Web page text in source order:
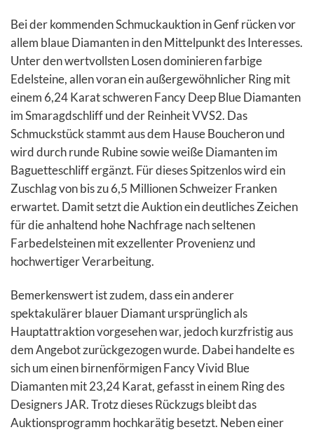
Bei der kommenden Schmuckauktion in Genf rücken vor
allem blaue Diamanten in den Mittelpunkt des Interesses.
Unter den wertvollsten Losen dominieren farbige
Edelsteine, allen voran ein außergewöhnlicher Ring mit
einem 6,24 Karat schweren Fancy Deep Blue Diamanten
im Smaragdschliff und der Reinheit VVS2. Das
Schmuckstück stammt aus dem Hause Boucheron und
wird durch runde Rubine sowie weiße Diamanten im
Baguetteschliff ergänzt. Für dieses Spitzenlos wird ein
Zuschlag von bis zu 6,5 Millionen Schweizer Franken
erwartet. Damit setzt die Auktion ein deutliches Zeichen
für die anhaltend hohe Nachfrage nach seltenen
Farbedelsteinen mit exzellenter Provenienz und
hochwertiger Verarbeitung.
Bemerkenswert ist zudem, dass ein anderer
spektakulärer blauer Diamant ursprünglich als
Hauptattraktion vorgesehen war, jedoch kurzfristig aus
dem Angebot zurückgezogen wurde. Dabei handelte es
sich um einen birnenförmigen Fancy Vivid Blue
Diamanten mit 23,24 Karat, gefasst in einem Ring des
Designers JAR. Trotz dieses Rückzugs bleibt das
Auktionsprogramm hochkarätig besetzt. Neben einer